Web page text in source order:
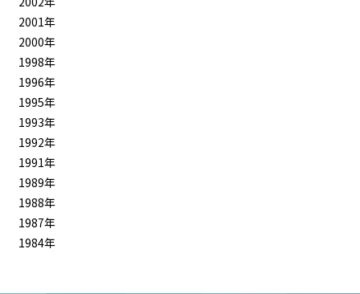
2001年
2000年
1998年
1996年
1995年
1993年
1992年
1991年
1989年
1988年
1987年
1984年